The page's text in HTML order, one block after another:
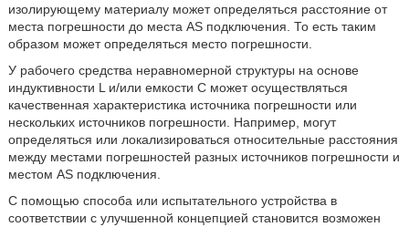
изолирующему материалу может определяться расстояние от
места погрешности до места AS подключения. То есть таким
образом может определяться место погрешности.
У рабочего средства неравномерной структуры на основе
индуктивности L и/или емкости C может осуществляться
качественная характеристика источника погрешности или
нескольких источников погрешности. Например, могут
определяться или локализироваться относительные расстояния
между местами погрешностей разных источников погрешности и
местом AS подключения.
С помощью способа или испытательного устройства в
соответствии с улучшенной концепцией становится возможен